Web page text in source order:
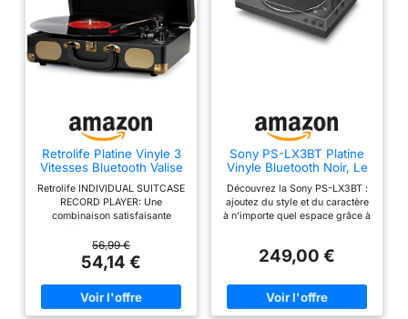
Retrolife Platine Vinyle 3
Vitesses Bluetooth Valise
Retrolife INDIVIDUAL SUITCASE
RECORD PLAYER: Une
combinaison satisfaisante
vintage. Perspectives en cuir
PU classique noir avec des vis
et des filets en métal bronze
rétro, vous pouvez l'emmener
partout avec sa poignée solide.
Soyez prêt à créer vos propres
56,99 €
54,14 €
Sony PS-LX3BT Platine
Vinyle Bluetooth Noir, Le
sans Fil et sans Effort.
Découvrez la Sony PS-LX3BT :
ajoutez du style et du caractère
à n’importe quel espace grâce à
anti-poussière. Profitez d’une
l’entraînement par courroie
entièrement automatique et à la
commande à une touche.
249,00 €